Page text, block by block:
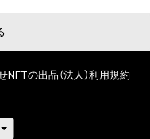
NFTの出品（法人）利用規約